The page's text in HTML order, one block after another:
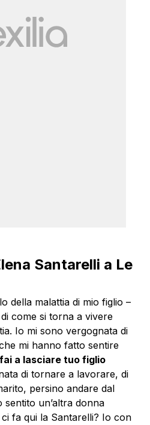
Santarelli a Le
della malattia di mio figlio –
come si torna a vivere
Io mi sono vergognata di
mi hanno fatto sentire
a lasciare tuo figlio
di tornare a lavorare, di
persino andare dal
un’altra donna
fa qui la Santarelli? Io con